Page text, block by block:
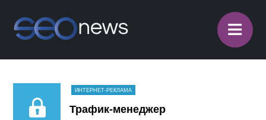
≡
ИНТЕРНЕТ-РЕКЛАМА
Трафик-менеджер